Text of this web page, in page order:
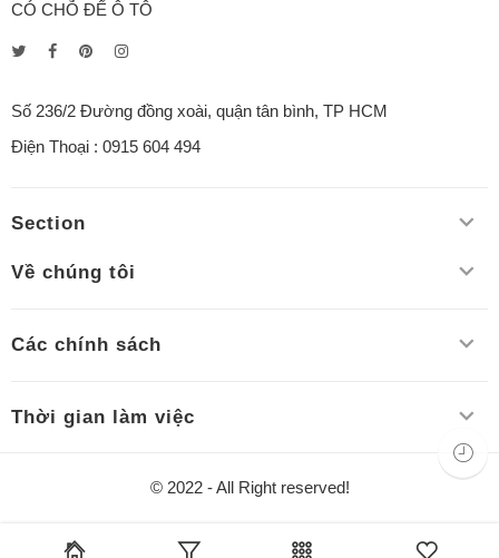
CÓ CHỖ ĐỂ Ô TÔ
Số 236/2 Đường đồng xoài, quận tân bình, TP HCM
Điện Thoại : 0915 604 494
Section
Về chúng tôi
Các chính sách
Thời gian làm việc
© 2022 - All Right reserved!